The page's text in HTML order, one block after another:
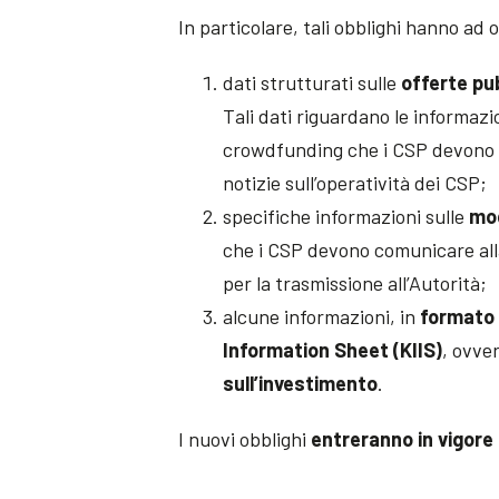
In particolare, tali obblighi hanno ad
dati strutturati sulle offerte
Tali dati riguardano le
crowdfunding che i CSP
notizie sull’operatività dei CSP;
specifiche informazioni sulle
che i CSP devono comunicare
per la trasmissione all’Autorità;
alcune informazioni, in
Information Sheet (KIIS),
sull’investimento.
I nuovi obblighi entreranno in